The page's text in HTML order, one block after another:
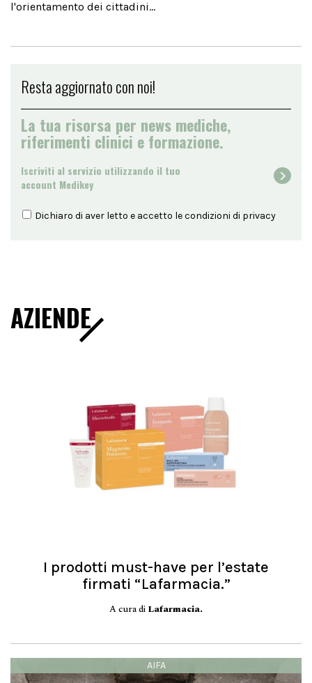
l'orientamento dei cittadini...
Resta aggiornato con noi!
La tua risorsa per news mediche,
riferimenti clinici e formazione.
Iscriviti al servizio utilizzando il tuo
account Medikey
Dichiaro di aver letto e accetto le condizioni di privacy
AZIENDE
I prodotti must-have per l’estate
firmati “Lafarmacia.”
A cura di Lafarmacia.
AIFA